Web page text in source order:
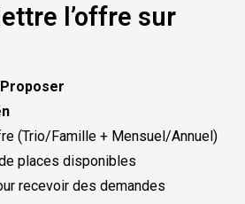
l’offre sur
Proposer
(Trio/Famille + Mensuel/Annuel)
places disponibles
recevoir des demandes